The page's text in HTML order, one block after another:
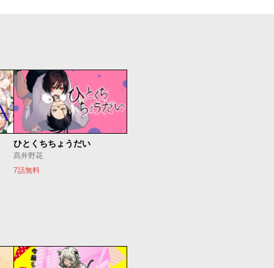
ひとくちちょうだい
髙井野花
7話無料